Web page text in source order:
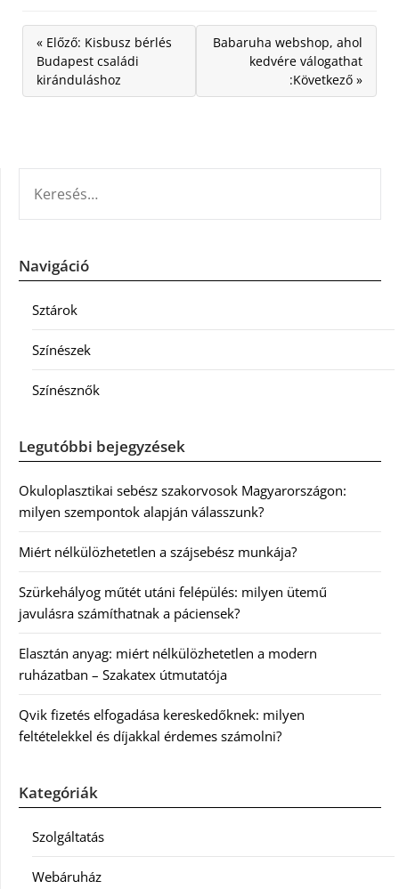
« Előző: Kisbusz bérlés
Budapest családi
kiránduláshoz
Babaruha webshop, ahol
kedvére válogathat
:Következő »
Navigáció
Sztárok
Színészek
Színésznők
Legutóbbi bejegyzések
Okuloplasztikai sebész szakorvosok Magyarországon:
milyen szempontok alapján válasszunk?
Miért nélkülözhetetlen a szájsebész munkája?
Szürkehályog műtét utáni felépülés: milyen ütemű
javulásra számíthatnak a páciensek?
Elasztán anyag: miért nélkülözhetetlen a modern
ruházatban – Szakatex útmutatója
Qvik fizetés elfogadása kereskedőknek: milyen
feltételekkel és díjakkal érdemes számolni?
Kategóriák
Szolgáltatás
Webáruház